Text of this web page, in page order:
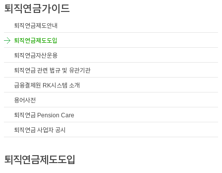
퇴직연금가이드
퇴직연금제도안내
퇴직연금제도도입
퇴직연금자산운용
퇴직연금 관련 법규 및 유관기관
금융결제원 RK시스템 소개
용어사전
퇴직연금 Pension Care
퇴직연금 사업자 공시
퇴직연금제도도입